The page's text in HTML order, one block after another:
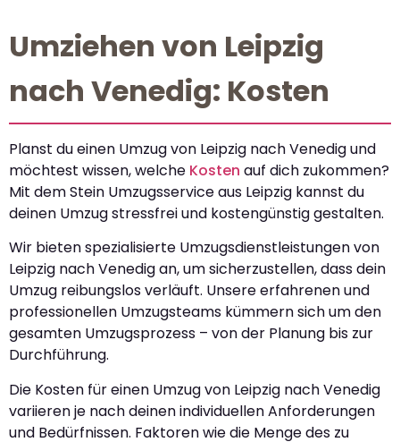
Umziehen von Leipzig
nach Venedig: Kosten
Planst du einen Umzug von Leipzig nach Venedig und
möchtest wissen, welche Kosten auf dich zukommen?
Mit dem Stein Umzugsservice aus Leipzig kannst du
deinen Umzug stressfrei und kostengünstig gestalten.
Wir bieten spezialisierte Umzugsdienstleistungen von
Leipzig nach Venedig an, um sicherzustellen, dass dein
Umzug reibungslos verläuft. Unsere erfahrenen und
professionellen Umzugsteams kümmern sich um den
gesamten Umzugsprozess – von der Planung bis zur
Durchführung.
Die Kosten für einen Umzug von Leipzig nach Venedig
variieren je nach deinen individuellen Anforderungen
und Bedürfnissen. Faktoren wie die Menge des zu